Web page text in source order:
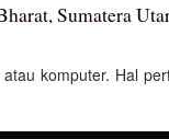
Sumatera
komputer. Hal